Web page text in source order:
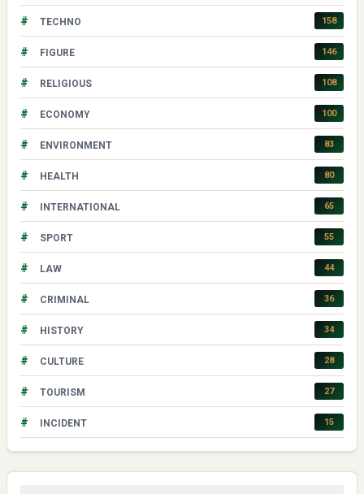
# TECHNO 158
# FIGURE 146
# RELIGIOUS 108
# ECONOMY 100
# ENVIRONMENT 83
# HEALTH 80
# INTERNATIONAL 65
# SPORT 55
# LAW 44
# CRIMINAL 36
# HISTORY 34
# CULTURE 28
# TOURISM 27
# INCIDENT 15